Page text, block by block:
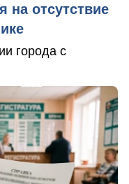
на отсутствие
города с